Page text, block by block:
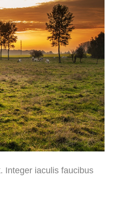
Integer iaculis faucibus